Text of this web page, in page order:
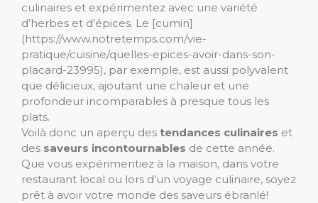
culinaires et expérimentez avec une variété
d’herbes et d’épices. Le [cumin]
(https://www.notretemps.com/vie-
pratique/cuisine/quelles-epices-avoir-dans-son-
placard-23995), par exemple, est aussi polyvalent
que délicieux, ajoutant une chaleur et une
profondeur incomparables à presque tous les
plats.
Voilà donc un aperçu des tendances culinaires et
des saveurs incontournables de cette année.
Que vous expérimentiez à la maison, dans votre
restaurant local ou lors d’un voyage culinaire, soyez
prêt à avoir votre monde des saveurs ébranlé!